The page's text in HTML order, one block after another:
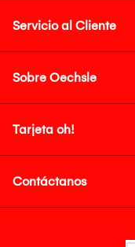
Servicio al Cliente
Sobre Oechsle
Tarjeta oh!
Contáctanos